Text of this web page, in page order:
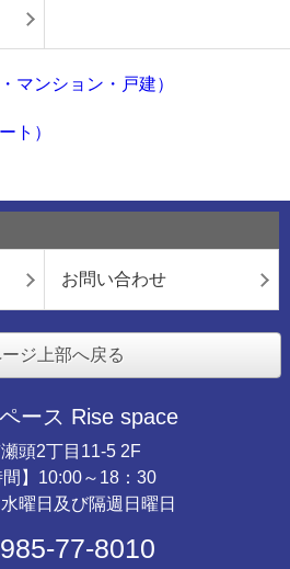
お問い合わせ
ジ上部へ戻る
ース Rise space
頭2丁目11-5 2F
間】10:00～18：30
水曜日及び隔週日曜日
77-8010